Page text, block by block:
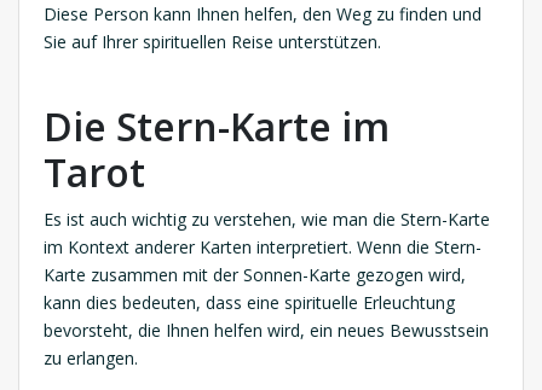
Diese Person kann Ihnen helfen, den Weg zu finden und
Sie auf Ihrer spirituellen Reise unterstützen.
Die Stern-Karte im
Tarot
Es ist auch wichtig zu verstehen, wie man die Stern-Karte
im Kontext anderer Karten interpretiert. Wenn die Stern-
Karte zusammen mit der Sonnen-Karte gezogen wird,
kann dies bedeuten, dass eine spirituelle Erleuchtung
bevorsteht, die Ihnen helfen wird, ein neues Bewusstsein
zu erlangen.